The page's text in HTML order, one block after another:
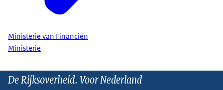
Ministerie van Financiën
Ministerie
De Rijksoverheid. Voor Nederland